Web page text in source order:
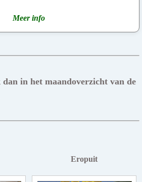
Meer info
in het maandoverzicht van de
Eropuit